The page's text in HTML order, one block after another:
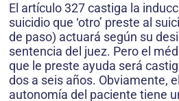
El artículo 327 castiga la
suicidio que ‘otro’ preste al
de paso) actuará según su
sentencia del juez. Pero el
que le preste ayuda será
dos a seis años. Obviamente,
autonomía del paciente tiene